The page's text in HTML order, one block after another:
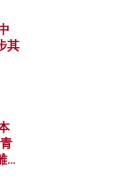
其
島